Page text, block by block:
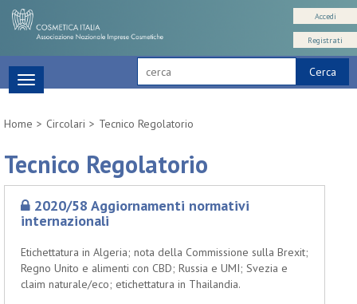
Cerca
Accedi
Registrati
Toggle
navigation
Home
Circolari Tecnico Regolatorio
Tecnico Regolatorio
2020/58 Aggiornamenti normativi
internazionali
Etichettatura in Algeria; nota della Commissione sulla Brexit;
Regno Unito e alimenti con CBD; Russia e UMI; Svezia e
claim naturale/eco; etichettatura in Thailandia.